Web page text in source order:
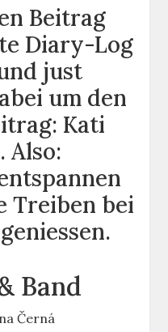
Beitrag
Diary-Log
just
um den
Kati
Also:
Treiben bei
Band
Černá